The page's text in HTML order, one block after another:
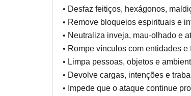
• Desfaz feitiços, hexágonos,
• Remove bloqueios espirituais e
• Neutraliza inveja, mau-olhado e
• Rompe vínculos com entidades
• Limpa pessoas, objetos e
• Devolve cargas, intenções e
• Impede que o ataque continue